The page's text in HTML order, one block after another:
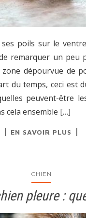
poils sur le
remarquer un peu
dépourvue de
du temps, ceci est
peuvent-être
cela ensemble […]
EN SAVOIR PLUS
CHIEN
pleure :